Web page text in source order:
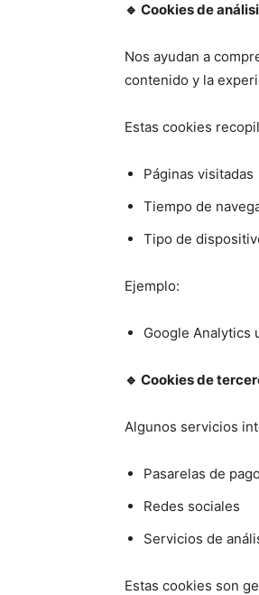
🔹 Cookies de
Nos ayudan a
contenido y la
Estas cookies
Páginas visitadas
Tiempo de
Tipo de
Ejemplo:
Google Analytics
🔹 Cookies de
Algunos servicios
Pasarelas de
Redes sociales
Servicios de
Estas cookies son